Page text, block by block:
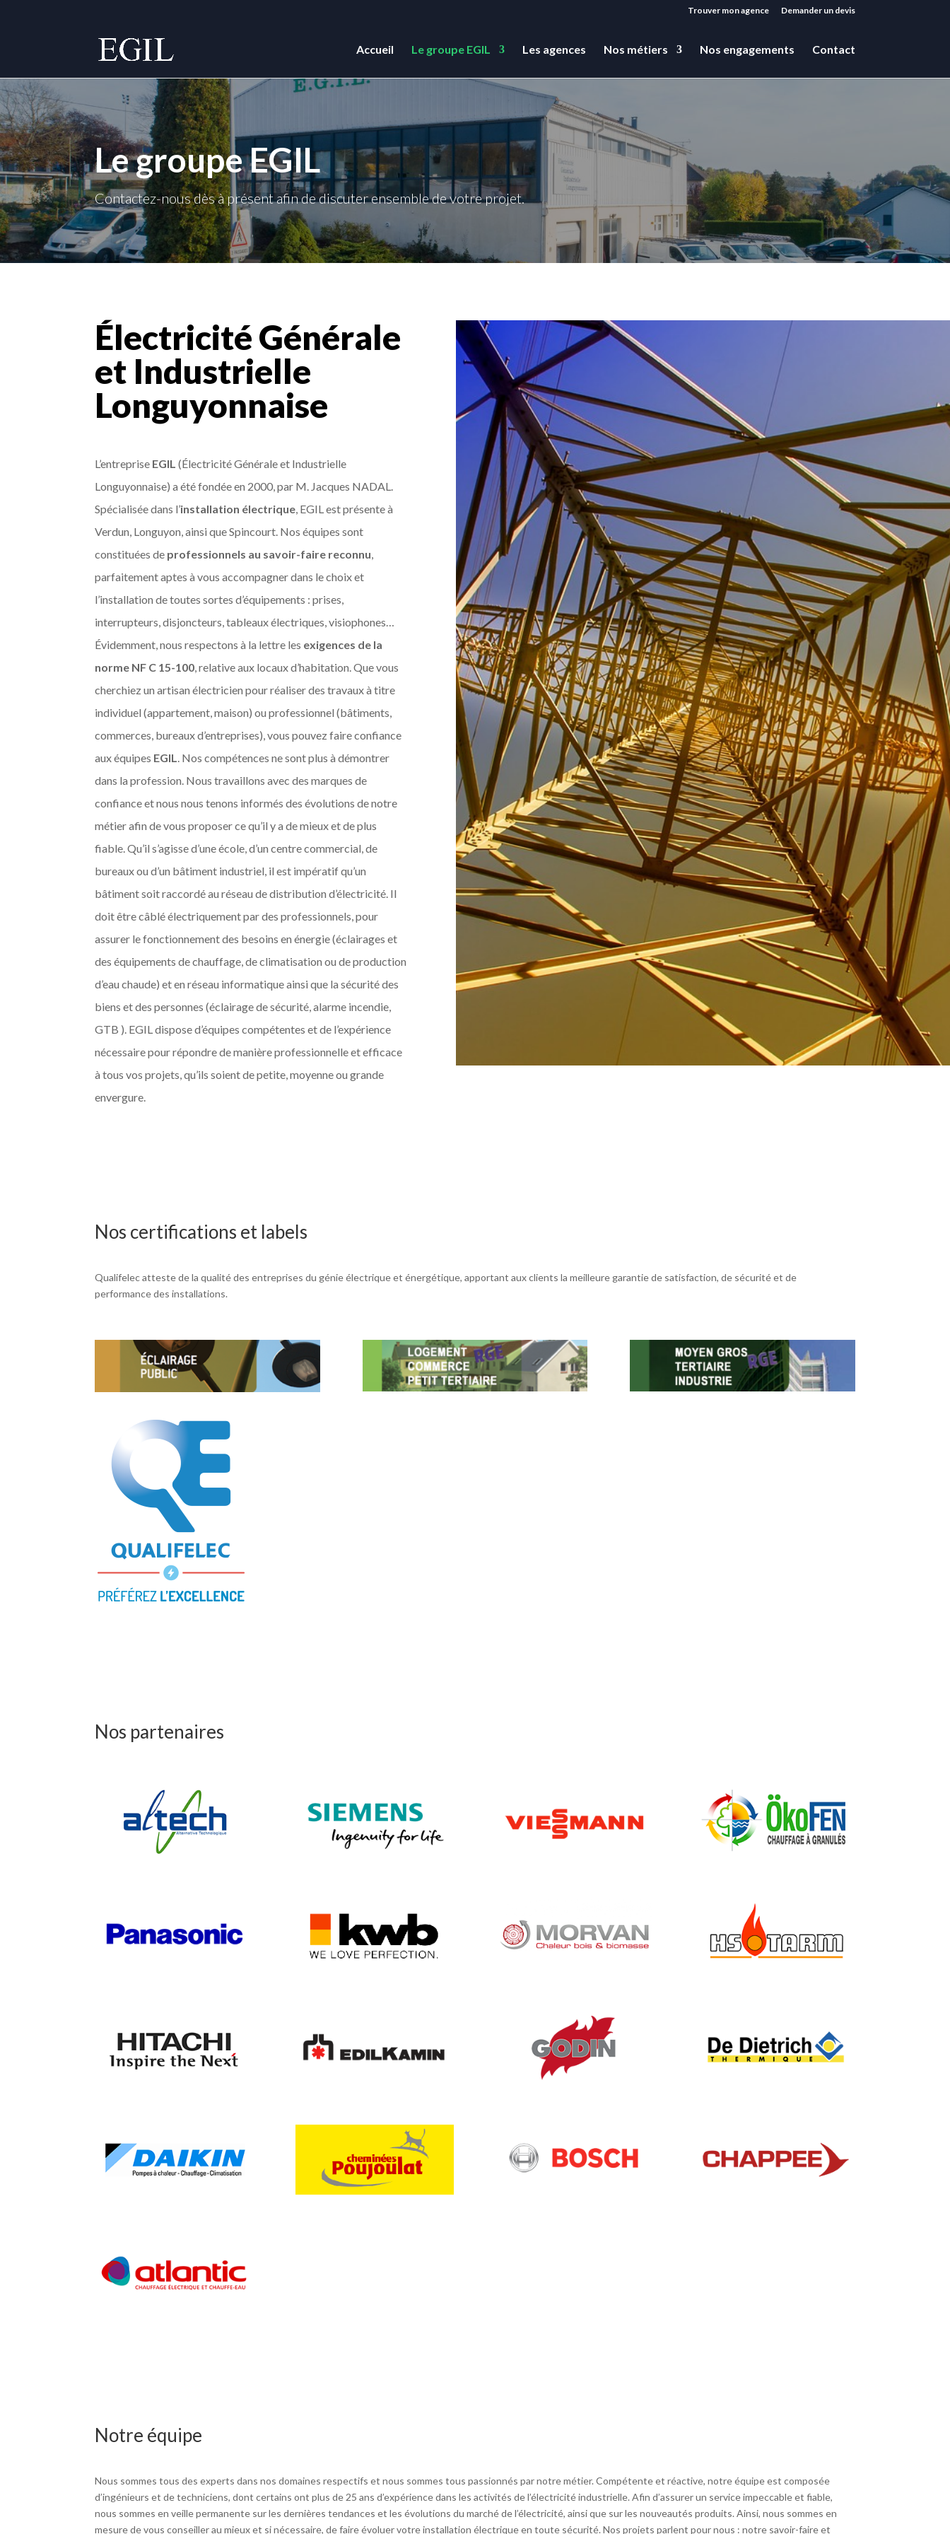
Trouver mon agence Demander un devis
Accueil Le groupe EGIL Les agences Nos métiers Nos engagements Contact
Le groupe EGIL
Contactez-nous dès à présent afin de discuter ensemble de votre projet.
Électricité Générale
et Industrielle
Longuyonnaise
L’entreprise EGIL (Électricité Générale et Industrielle
Longuyonnaise) a été fondée en 2000, par M. Jacques NADAL.
Spécialisée dans l’installation électrique, EGIL est présente à
Verdun, Longuyon, ainsi que Spincourt. Nos équipes sont
constituées de professionnels au savoir-faire reconnu,
parfaitement aptes à vous accompagner dans le choix et
l’installation de toutes sortes d’équipements : prises,
interrupteurs, disjoncteurs, tableaux électriques, visiophones…
Évidemment, nous respectons à la lettre les exigences de la
norme NF C 15-100, relative aux locaux d’habitation. Que vous
cherchiez un artisan électricien pour réaliser des travaux à titre
individuel (appartement, maison) ou professionnel (bâtiments,
commerces, bureaux d’entreprises), vous pouvez faire confiance
aux équipes EGIL. Nos compétences ne sont plus à démontrer
dans la profession. Nous travaillons avec des marques de
confiance et nous nous tenons informés des évolutions de notre
métier afin de vous proposer ce qu’il y a de mieux et de plus
fiable. Qu’il s’agisse d’une école, d’un centre commercial, de
bureaux ou d’un bâtiment industriel, il est impératif qu’un
bâtiment soit raccordé au réseau de distribution d’électricité. Il
doit être câblé électriquement par des professionnels, pour
assurer le fonctionnement des besoins en énergie (éclairages et
des équipements de chauffage, de climatisation ou de production
d’eau chaude) et en réseau informatique ainsi que la sécurité des
biens et des personnes (éclairage de sécurité, alarme incendie,
GTB ). EGIL dispose d’équipes compétentes et de l’expérience
nécessaire pour répondre de manière professionnelle et efficace
à tous vos projets, qu’ils soient de petite, moyenne ou grande
envergure.
Nos certifications et labels
Qualifelec atteste de la qualité des entreprises du génie électrique et énergétique, apportant aux clients la meilleure garantie de satisfaction, de sécurité et de
performance des installations.
Nos partenaires
Notre équipe
Nous sommes tous des experts dans nos domaines respectifs et nous sommes tous passionnés par notre métier. Compétente et réactive, notre équipe est composée
d’ingénieurs et de techniciens, dont certains ont plus de 25 ans d’expérience dans les activités de l’électricité industrielle. Afin d’assurer un service impeccable et fiable,
nous sommes en veille permanente sur les dernières tendances et les évolutions du marché de l’électricité, ainsi que sur les nouveautés produits. Ainsi, nous sommes en
mesure de vous conseiller au mieux et si nécessaire, de faire évoluer votre installation électrique en toute sécurité. Nos projets parlent pour nous : notre savoir-faire et